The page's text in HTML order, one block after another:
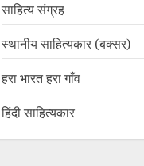
साहित्य संग्रह
स्थानीय साहित्यकार (बक्सर)
हरा भारत हरा गाँव
हिंदी साहित्यकार